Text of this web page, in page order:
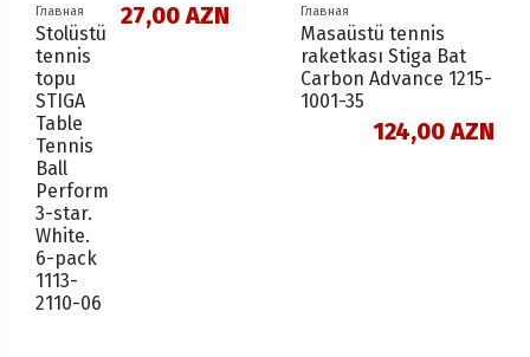
Главная
Stolüstü
tennis
topu
STIGA
Table
Tennis
Ball
Perform
3-star.
White.
6-pack
1113-
2110-06
27,00 AZN Главная
Masaüstü tennis
raketkası Stiga Bat
Carbon Advance 1215-
1001-35
124,00 AZN